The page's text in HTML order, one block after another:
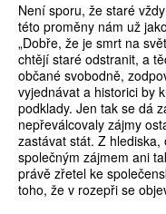
Není sporu, že staré
této proměny nám už
„Dobře, že je smrt na
chtějí staré odstranit, a
občané svobodně,
vyjednávat a historici by
podklady. Jen tak se dá
nepřeválcovaly zájmy
zastávat stát. Z
společným zájmem ani
právě zřetel ke
toho, že v rozepři se